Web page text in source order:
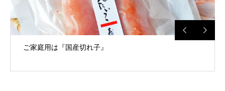
ご家庭用は『国産切れ子』